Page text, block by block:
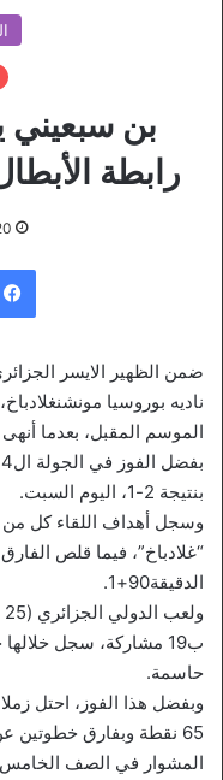
بن
رابطة
ضمن الظهير الايسر
ناديه بوروسيا
الموسم المقبل، بعدما أنهى
بنتيجة 2-1، اليوم السبت.
“غلادباخ”، فيما قلص
الدقيقة90+1.
ب19 مشاركة، سجل
حاسمة.
وبفضل هذا الفوز، احتل
65 نقطة وبفارق خطوتين
المشوار في الصف الخامس